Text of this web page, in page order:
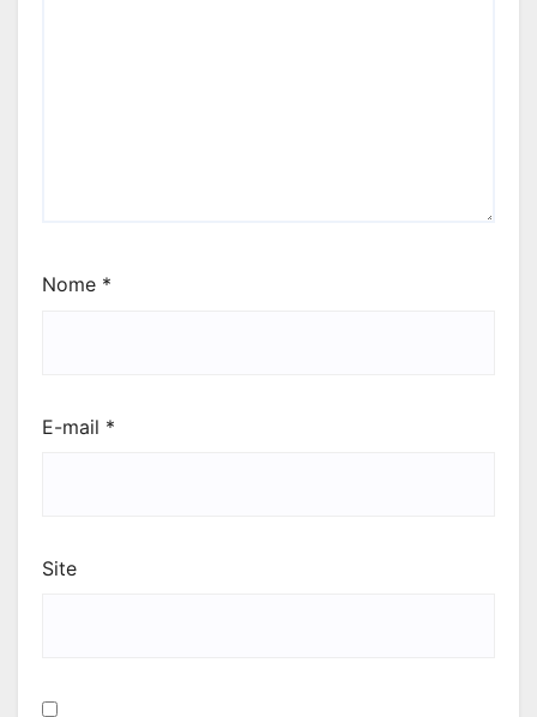
Nome *
E-mail *
Site